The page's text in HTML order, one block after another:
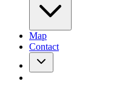
Map
Contact